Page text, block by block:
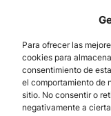
Para ofrecer las
cookies para
consentimiento de
el comportamiento de
sitio. No consentir o
negativamente a
Los Prados, 121 –
985 185 577 –